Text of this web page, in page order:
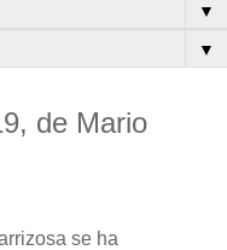
▼
▼
de Mario
se ha